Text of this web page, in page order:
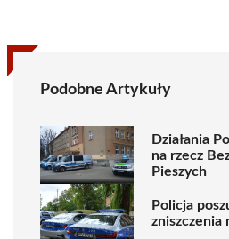
Podobne Artykuły
Działania
na rzecz
Pieszych
Policja
zniszczenia